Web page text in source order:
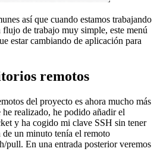
así que cuando estamos trabajando
flujo de trabajo muy simple, este menú
estar cambiando de aplicación para
remotos
del proyecto es ahora mucho más
realizado, he podido añadir el
y ha cogido mi clave SSH sin tener
de un minuto tenía el remoto
pull. En una entrada posterior veremos